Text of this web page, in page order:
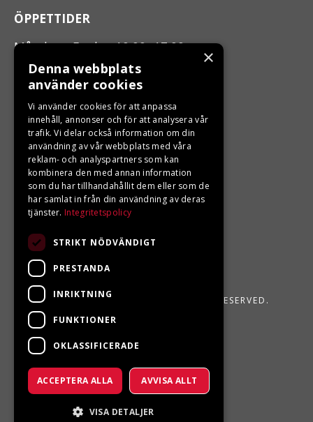
ÖPPETTIDER
Måndag - Fredag 10.00 -17.00
LJUNGBERGS MOTOR
Din BRP återförsäljare i Sveg!
LJUNGBERGS MOTOR 2026. ALL RIGHTS RESERVED.
POWERED BY EMPORI CMS
×
Denna webbplats
använder cookies
Vi använder cookies för att anpassa
innehåll, annonser och för att analysera vår
trafik. Vi delar också information om din
användning av vår webbplats med våra
reklam- och analyspartners som kan
kombinera den med annan information
som du har tillhandahållit dem eller som de
har samlat in från din användning av deras
tjänster. Integritetspolicy
STRIKT NÖDVÄNDIGT
PRESTANDA
INRIKTNING
FUNKTIONER
OKLASSIFICERADE
ACCEPTERA ALLA AVVISA ALLT
VISA DETALJER